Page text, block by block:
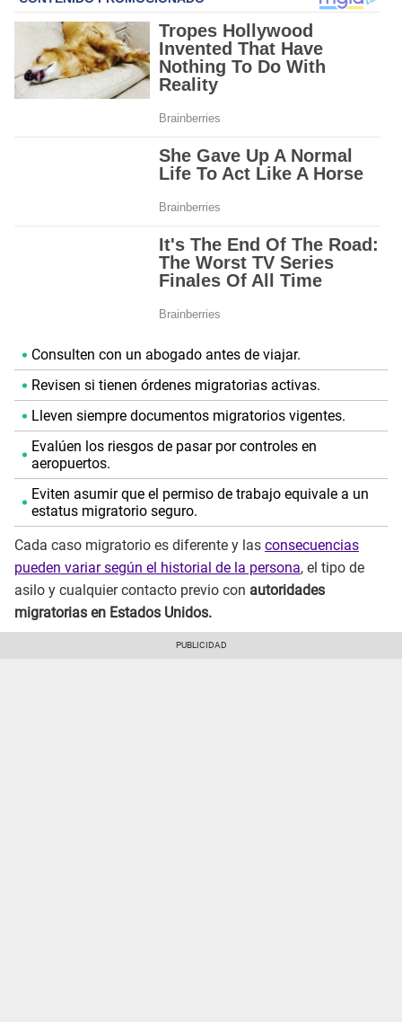
Consulten con un abogado antes de viajar.
Revisen si tienen órdenes migratorias activas.
Lleven siempre documentos migratorios vigentes.
Evalúen los riesgos de pasar por controles en
aeropuertos.
Eviten asumir que el permiso de trabajo equivale a un
estatus migratorio seguro.
Cada caso migratorio es diferente y las consecuencias
pueden variar según el historial de la persona, el tipo de
asilo y cualquier contacto previo con autoridades
migratorias en Estados Unidos.